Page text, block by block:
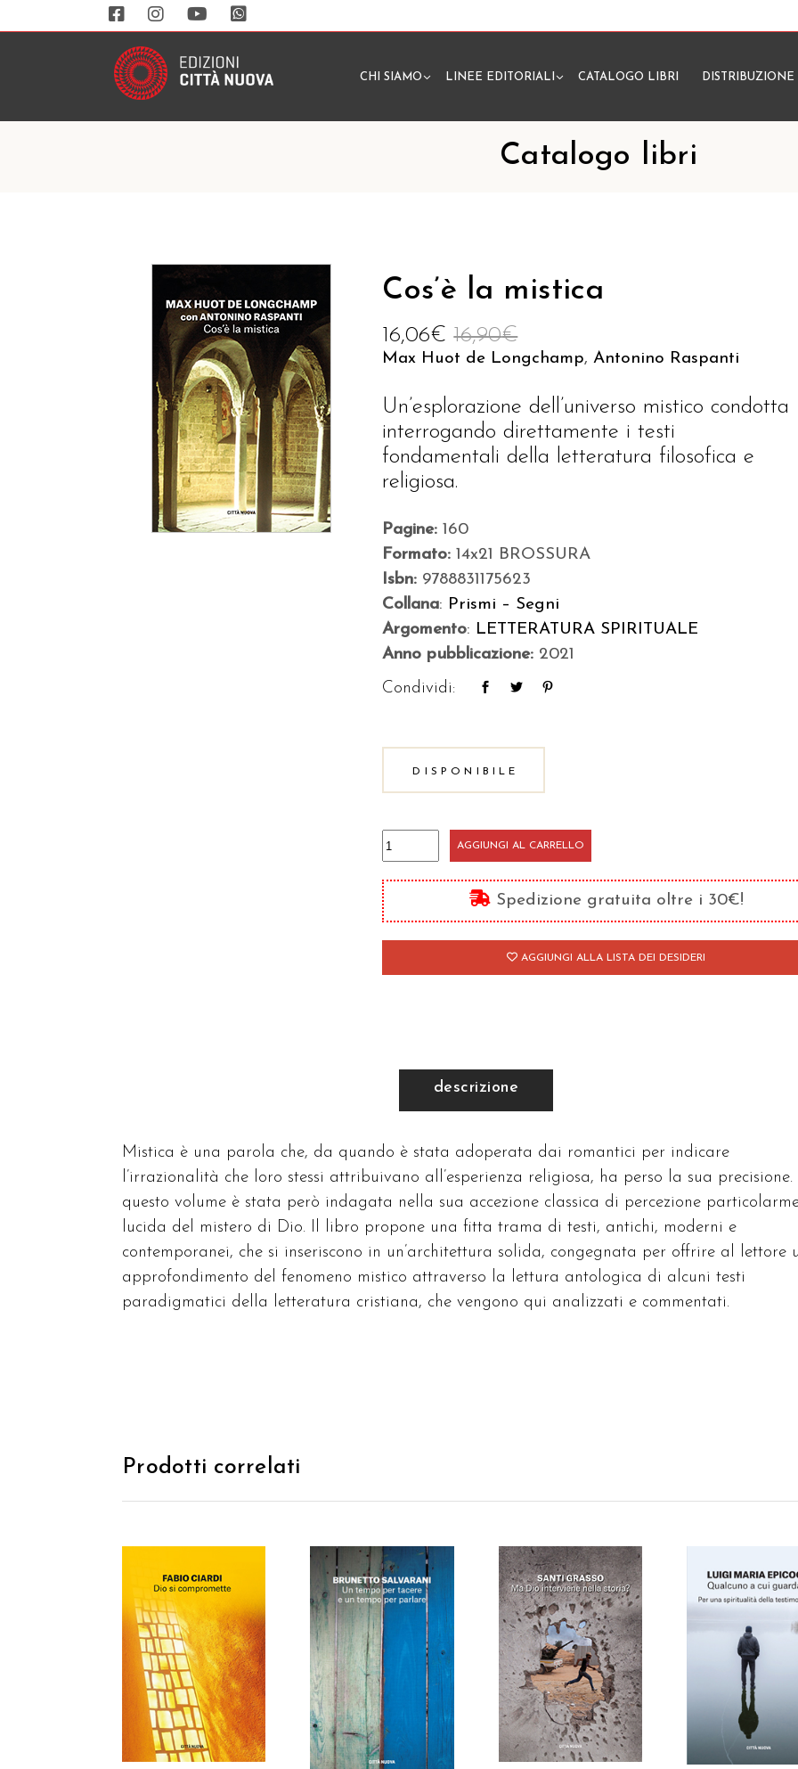
CHI SIAMO LINEE EDITORIALI CATALOGO LIBRI DISTRIBUZIONE
Catalogo libri
Cos’è la mistica
16,90€
16,06€
Max Huot de Longchamp,Antonino Raspanti
Un’esplorazione dell’universo mistico condotta
interrogando direttamente i testi
fondamentali della letteratura filosofica e
religiosa.
Pagine:160
Formato:14x21 BROSSURA
Isbn: 9788831175623
Collana: Prismi – Segni
Argomento: LETTERATURA SPIRITUALE
Anno pubblicazione: 2021
Condividi:
DISPONIBILE
Cos'è
la
mistica
quantità
AGGIUNGI AL CARRELLO
Spedizione gratuita oltre i 30€!
AGGIUNGI ALLA LISTA DEI DESIDERI
descrizione
Mistica è una parola che, da quando è stata adoperata dai romantici per indicare
l’irrazionalità che loro stessi attribuivano all’esperienza religiosa, ha perso la sua precisione.
questo volume è stata però indagata nella sua accezione classica di percezione
lucida del mistero di Dio. Il libro propone una fitta trama di testi, antichi, moderni e
contemporanei, che si inseriscono in un’architettura solida, congegnata per offrire al lettore
approfondimento del fenomeno mistico attraverso la lettura antologica di alcuni testi
paradigmatici della letteratura cristiana, che vengono qui analizzati e commentati.
Prodotti correlati
AGGIUNGI AL
CARRELLO
AGGIUNGI AL
CARRELLO
AGGIUNGI AL
CARRELLO
AGGIUNGI AL
CARRELLO